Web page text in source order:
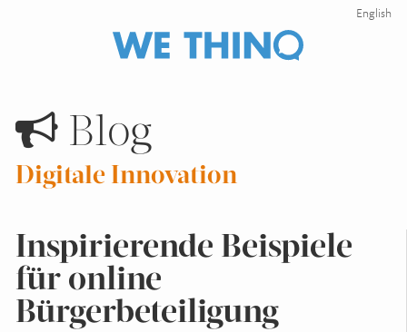
English
Blog
Digitale Innovation
Inspirierende Beispiele
für online
Bürgerbeteiligung